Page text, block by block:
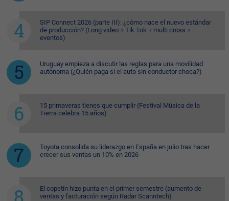
SIP Connect 2026 (parte III): ¿cómo nace el nuevo estándar
de producción? (Long video + Tik Tok + multi cross +
eventos)
Uruguay empieza a discutir las reglas para una movilidad
autónoma (¿Quién paga si el auto sin conductor choca?)
15 primaveras tienes que cumplir (Festival Música de la
Tierra celebra 15 años)
Toyota consolida su liderazgo en España en julio tras hacer
crecer sus ventas un 10% en 2026
El copetín hizo punta en el primer semestre (aumento de
ventas y facturación según Radar Scanntech)